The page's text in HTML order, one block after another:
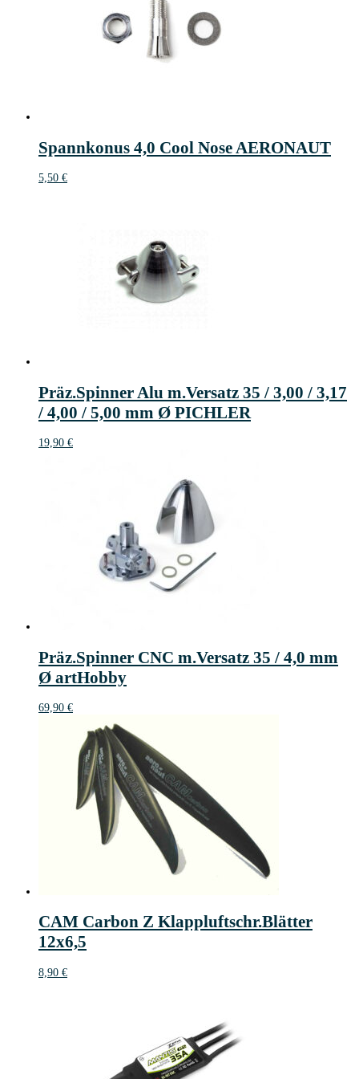
Spannkonus 4,0 Cool Nose AERONAUT
5,50 €
Präz.Spinner Alu m.Versatz 35 / 3,00 / 3,17
/ 4,00 / 5,00 mm Ø PICHLER
19,90 €
Präz.Spinner CNC m.Versatz 35 / 4,0 mm
Ø artHobby
69,90 €
CAM Carbon Z Klappluftschr.Blätter
12x6,5
8,90 €